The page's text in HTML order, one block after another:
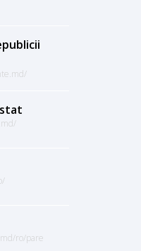
ro/pare